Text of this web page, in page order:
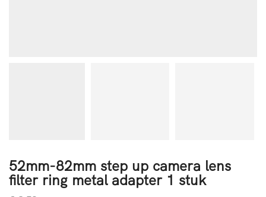
52mm-82mm step up camera lens
filter ring metal adapter 1 stuk